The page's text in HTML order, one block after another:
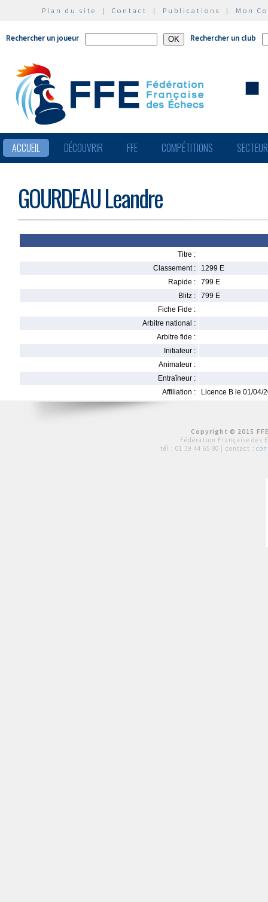
Plan du site | Contact | Publications | Mon
Rechercher un joueur Rechercher un club
ACCUEIL DÉCOUVRIR FFE COMPÉTITIONS
GOURDEAU Leandre
Titre :
Classement :
1299 E
Rapide :
799 E
Blitz :
799 E
Fiche Fide :
Arbitre national :
Arbitre fide :
Initiateur :
Animateur :
Entraîneur :
Affiliation :
Licence B le 01/04/
Copyright © 2015
Fédération Française des
tél : 01 39 44 65 80 | contact :